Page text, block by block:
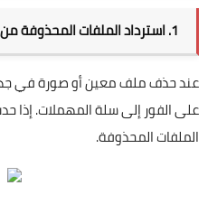
1. استرداد الملفات المحذوفة من سلة المهملات:
على الفور إلى سلة المهملات. إذا
الملفات المحذوفة.